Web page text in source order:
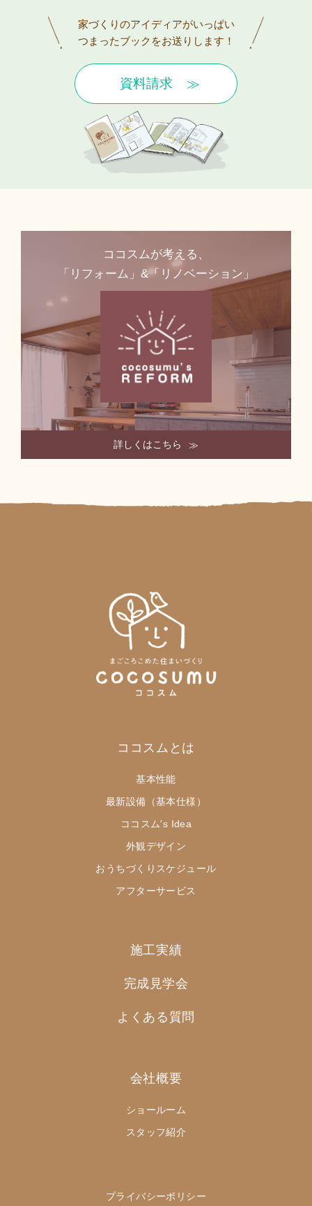
家づくりのアイディアがいっぱい
つまったブックをお送りします！
資料請求
ココスムが考える、
「リフォーム」&「リノベーション」
詳しくはこちら
ココスムとは
基本性能
最新設備（基本仕様）
ココスム's Idea
外観デザイン
おうちづくりスケジュール
アフターサービス
施工実績
完成見学会
よくある質問
会社概要
ショールーム
スタッフ紹介
プライバシーポリシー